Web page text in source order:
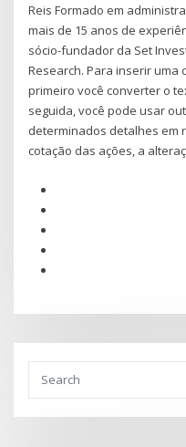
Reis Formado em
mais de 15 anos de
sócio-fundador da Set
Research. Para inserir uma
primeiro você converter o
seguida, você pode usar
determinados detalhes em
cotação das ações, a